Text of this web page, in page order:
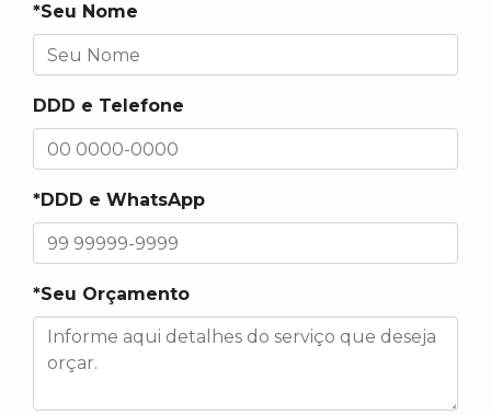
*Seu Nome
DDD e Telefone
*DDD e WhatsApp
*Seu Orçamento